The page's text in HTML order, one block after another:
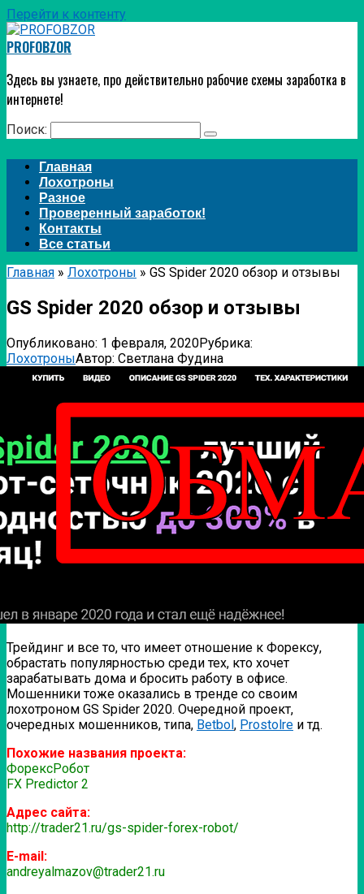
Перейти к контенту
PROFOBZOR
Здесь вы узнаете, про действительно рабочие схемы заработка в
интернете!
Поиск:
Главная
Лохотроны
Разное
Проверенный заработок!
Контакты
Все статьи
Главная » Лохотроны » GS Spider 2020 обзор и отзывы
GS Spider 2020 обзор и отзывы
Опубликовано: 1 февраля, 2020Рубрика:
ЛохотроныАвтор: Светлана Фудина
Трейдинг и все то, что имеет отношение к Форексу,
обрастать популярностью среди тех, кто хочет
зарабатывать дома и бросить работу в офисе.
Мошенники тоже оказались в тренде со своим
лохотроном GS Spider 2020. Очередной проект,
очередных мошенников, типа, Betbol, Prostolre и тд.
Похожие названия проекта:
ФорексРобот
FX Predictor 2
Адрес сайта:
http://trader21.ru/gs-spider-forex-robot/
E-mail:
andreyalmazov@trader21.ru